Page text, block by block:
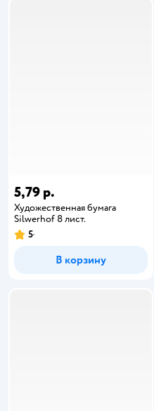
5,79 р.
Художественная бумага
Silwerhof 8 лист.
5
В корзину